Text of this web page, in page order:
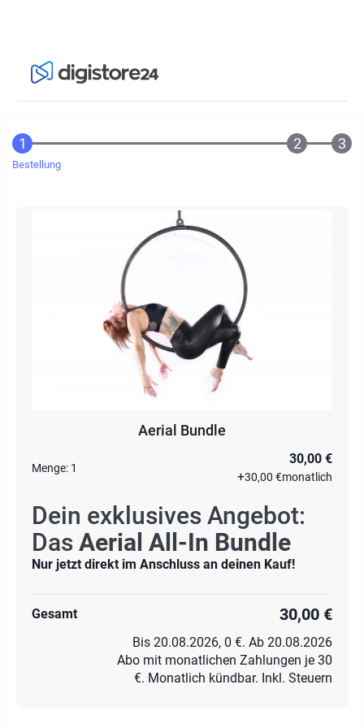
Bestellung
Aerial Bundle
Menge: 1
30,00 €
+30,00 €monatlich
Dein exklusives Angebot:
Das Aerial All-In Bundle
Nur jetzt direkt im Anschluss an deinen Kauf!
Gesamt 30,00 €
Bis 20.08.2026, 0 €. Ab 20.08.2026
Abo mit monatlichen Zahlungen je 30
€. Monatlich kündbar. Inkl. Steuern